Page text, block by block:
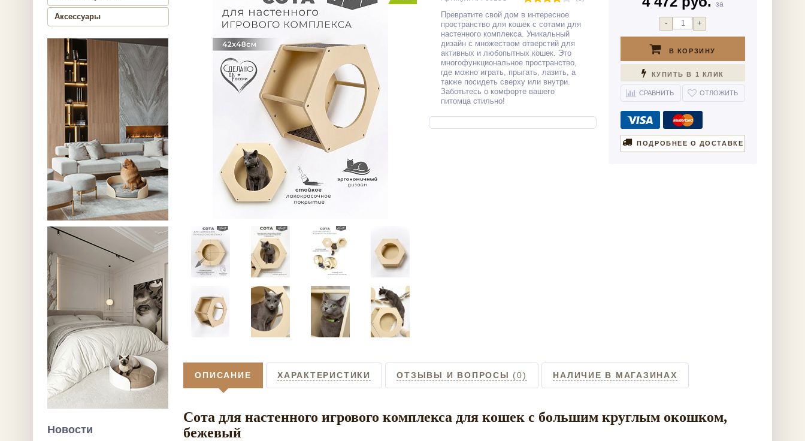
Аксессуары
Новости
Превратите свой дом в интересное
пространство для кошек с сотами для
настенного комплекса. Уникальный
дизайн с множеством отверстий для
активных и любопытных кошек. Это
многофункциональное пространство,
где можно играть, прыгать, лазить, а
также посидеть сверху или внутри.
Заботьтесь о комфорте вашего
питомца стильно!
за
- +
В КОРЗИНУ
КУПИТЬ В 1 КЛИК
СРАВНИТЬ ОТЛОЖИТЬ
ПОДРОБНЕЕ О ДОСТАВКЕ
ОПИСАНИЕ ХАРАКТЕРИСТИКИ ОТЗЫВЫ И ВОПРОСЫ (0) НАЛИЧИЕ В МАГАЗИНАХ
Сота для настенного игрового комплекса для кошек с большим круглым окошком,
бежевый